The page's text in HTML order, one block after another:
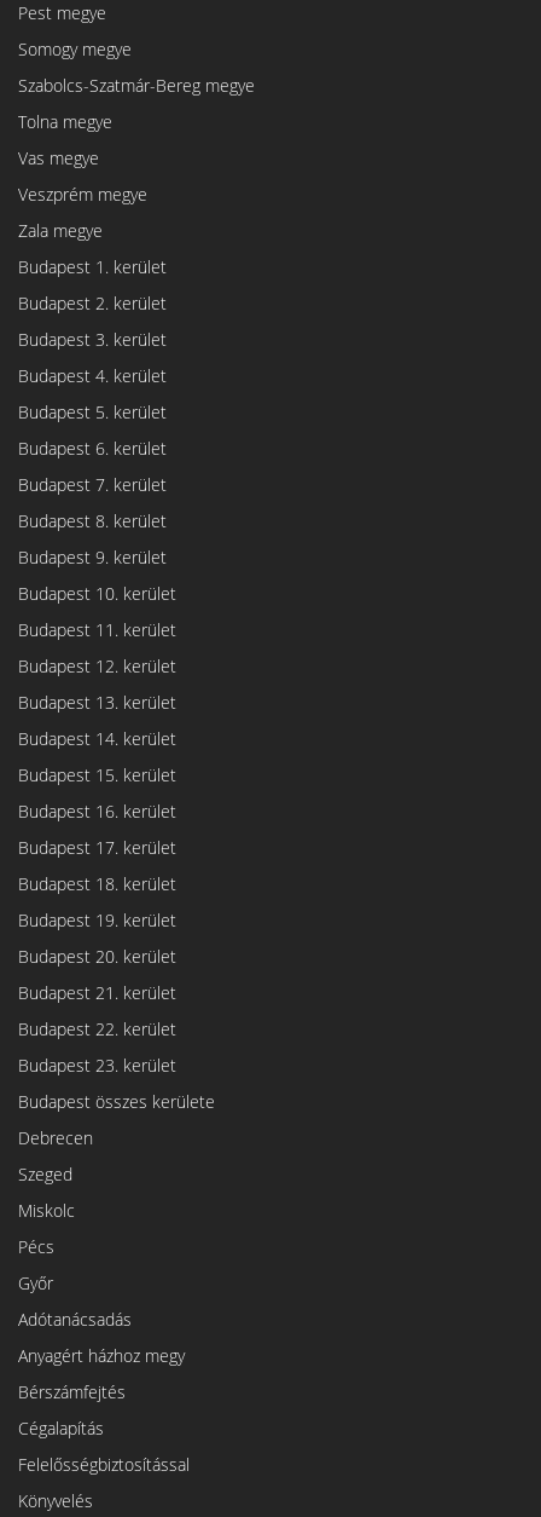
Pest megye
Somogy megye
Szabolcs-Szatmár-Bereg megye
Tolna megye
Vas megye
Veszprém megye
Zala megye
Budapest 1. kerület
Budapest 2. kerület
Budapest 3. kerület
Budapest 4. kerület
Budapest 5. kerület
Budapest 6. kerület
Budapest 7. kerület
Budapest 8. kerület
Budapest 9. kerület
Budapest 10. kerület
Budapest 11. kerület
Budapest 12. kerület
Budapest 13. kerület
Budapest 14. kerület
Budapest 15. kerület
Budapest 16. kerület
Budapest 17. kerület
Budapest 18. kerület
Budapest 19. kerület
Budapest 20. kerület
Budapest 21. kerület
Budapest 22. kerület
Budapest 23. kerület
Budapest összes kerülete
Debrecen
Szeged
Miskolc
Pécs
Győr
Adótanácsadás
Anyagért házhoz megy
Bérszámfejtés
Cégalapítás
Felelősségbiztosítással
Könyvelés